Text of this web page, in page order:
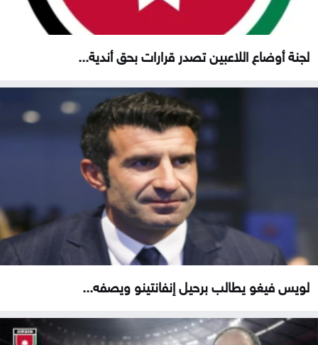
لجنة أوضاع اللاعبين تصدر قرارات بحق أندية...
لويس فيغو يطالب برحيل إنفانتينو ويصفه...